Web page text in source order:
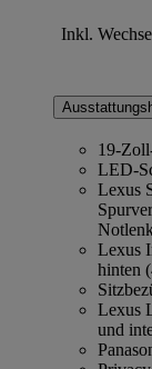
Inkl.
19-
LED-
Lexus
Lexus
hinten
Lexus
und